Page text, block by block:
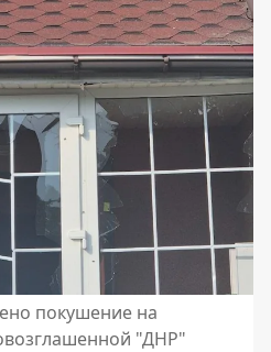
покушение на
"ДНР"